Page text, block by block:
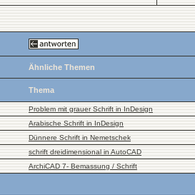
Ähnliche Themen
Thema
Problem mit grauer Schrift in InDesign
Arabische Schrift in InDesign
Dünnere Schrift in Nemetschek
schrift dreidimensional in AutoCAD
ArchiCAD 7- Bemassung / Schrift